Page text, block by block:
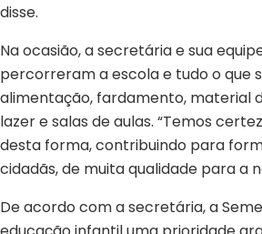
disse.
Na ocasião, a secretária e sua
percorreram a escola e tudo o que
alimentação, fardamento, material
lazer e salas de aulas. “Temos
desta forma, contribuindo para
cidadãs, de muita qualidade para a
De acordo com a secretária, a